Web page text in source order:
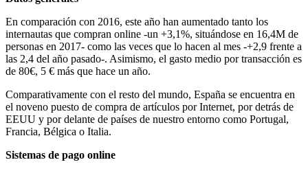
En comparación con 2016, este año han aumentado tanto los
internautas que compran online -un +3,1%, situándose en 16,4M de
personas en 2017- como las veces que lo hacen al mes -+2,9 frente a
las 2,4 del año pasado-. Asimismo, el gasto medio por transacción es
de 80€, 5 € más que hace un año.
Comparativamente con el resto del mundo, España se encuentra en
el noveno puesto de compra de artículos por Internet, por detrás de
EEUU y por delante de países de nuestro entorno como Portugal,
Francia, Bélgica o Italia.
Sistemas de pago online